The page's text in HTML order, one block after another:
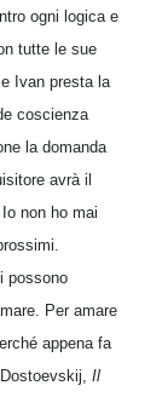
ogni logica e
tutte le sue
Ivan presta la
coscienza
la domanda
avrà il
non ho mai
possono
Per amare
appena fa
Il